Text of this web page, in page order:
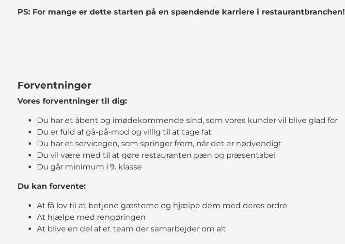
PS: For mange er dette starten på en spændende karriere i restaurantbranchen!
Forventninger
Vores forventninger til dig:
Du har et åbent og imødekommende sind, som vores kunder vil blive glad for
Du er fuld af gå-på-mod og villig til at tage fat
Du har et servicegen, som springer frem, når det er nødvendigt
Du vil være med til at gøre restauranten pæn og præsentabel
Du går minimum i 9. klasse
Du kan forvente:
At få lov til at betjene gæsterne og hjælpe dem med deres ordre
At hjælpe med rengøringen
At blive en del af et team der samarbejder om alt